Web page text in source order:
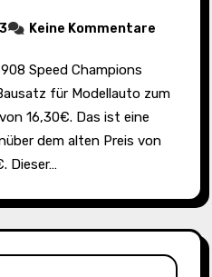
Keine Kommentare
für Modellauto zum
16,30€. Das ist eine
dem alten Preis von
Dieser…